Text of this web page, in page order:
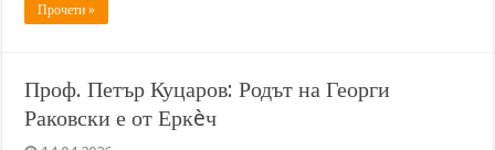
Прочети »
Проф. Петър Куцаров: Родът на Георги
Раковски е от Еркèч